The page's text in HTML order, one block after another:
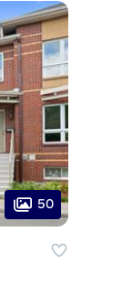
50